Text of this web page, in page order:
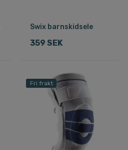
Swix barnskidsele
359 SEK
Fri frakt